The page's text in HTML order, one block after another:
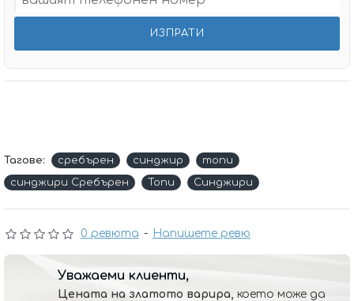
0 ревюта - Напишете ревю
Тагове: сребърен синджир
топи
синджири Сребърен
Топи Синджири
Уважаеми клиенти,
Цената на златото варира, което може да